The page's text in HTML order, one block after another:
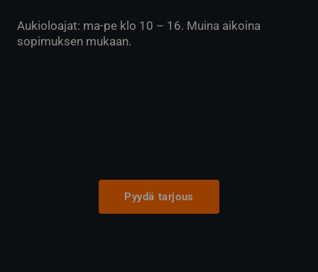
Aukioloajat: ma-pe klo 10 – 16. Muina aikoina
sopimuksen mukaan.
Pyydä tarjous